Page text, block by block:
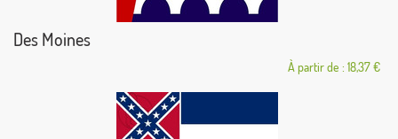
Des Moines
À partir de : 18,37 €